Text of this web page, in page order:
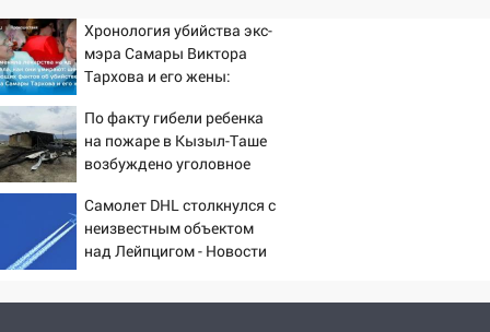
мешок и попытались утопить в Волге
05:30
Астрологи назвали самый
опасный день августа: что ждет каждый
знак 5 августа
04.08.2026
23:27
Прокуратура проверяет
капремонт школы в посёлке Налейка
22:33
Прокуратура проверяет
спортивные объекты в Старой Майне
21:01 Ульяновцев приглашают сдать
Хронология убийства экс-
мэра Самары Виктора
Тархова и его жены:
фактов, новые
подробности
По факту гибели ребенка
на пожаре в Кызыл-Таше
возбуждено уголовное
Самолет DHL столкнулся с
неизвестным объектом
над Лейпцигом - Новости